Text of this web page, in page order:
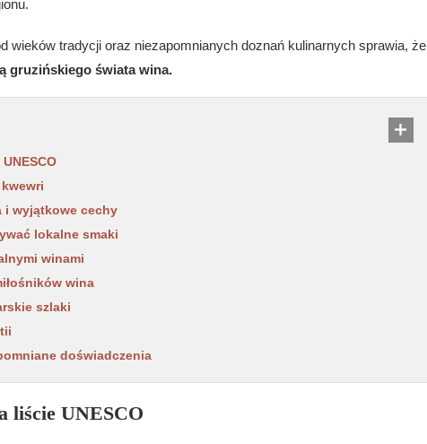
wieków tradycji oraz niezapomnianych doznań kulinarnych sprawia, że
gruzińskiego świata wina.
i wyjątkowe cechy
lokalne smaki
winami
wina
szlaki
doświadczenia
liście UNESCO